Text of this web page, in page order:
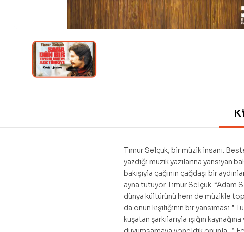
Timur Selçuk, bir müzik insanı.
yazdığı müzik yazılarına yansıyan
bakışıyla çağının çağdaşı bir
ayna tutuyor Timur Selçuk. “Adam
dünya kültürünü hem de müzikle
da onun kişiliğinin bir yansıması.”
kuşatan şarkılarıyla ışığın